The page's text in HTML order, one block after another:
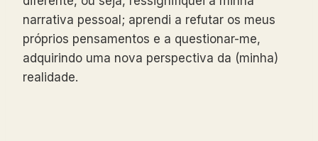
narrativa pessoal; aprendi a refutar os meus
próprios pensamentos e a questionar-me,
adquirindo uma nova perspectiva da (minha)
realidade.